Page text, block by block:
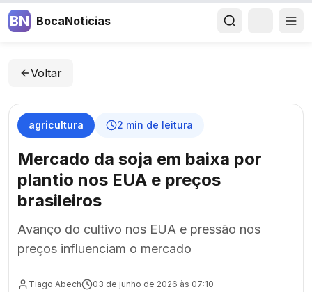
BN BocaNoticias
Voltar
agricultura 2 min de leitura
Mercado da soja em baixa por
plantio nos EUA e preços
brasileiros
Avanço do cultivo nos EUA e pressão nos
preços influenciam o mercado
Tiago Abech 03 de junho de 2026 às 07:10